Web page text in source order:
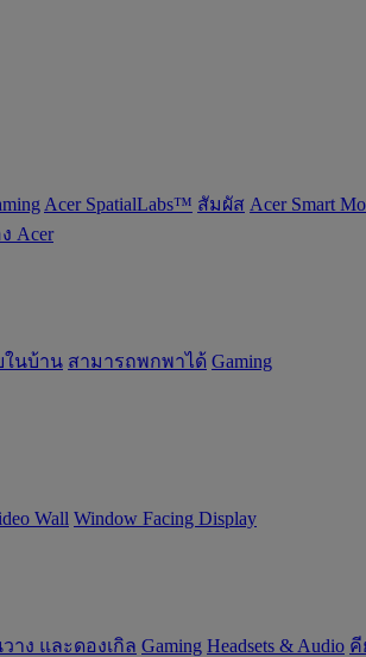
Acer SpatialLabs™ สัมผัส Acer Smart
Acer
ในบ้าน สามารถพกพาได้ Gaming
Wall Window Facing Display
าง และดองเกิล Gaming ‌Headsets & Audio คี